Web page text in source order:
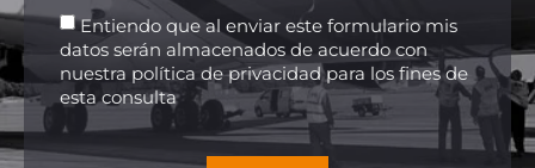
Entiendo que al enviar este formulario mis
datos serán almacenados de acuerdo con
nuestra política de privacidad para los fines de
esta consulta